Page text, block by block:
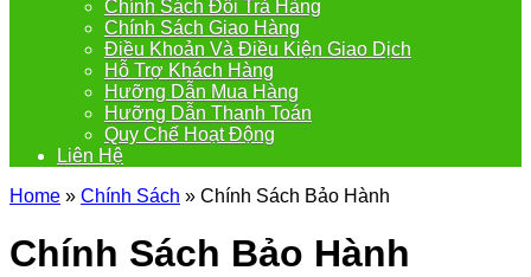
Chính Sách Đổi Trả Hàng
Chính Sách Giao Hàng
Điều Khoản Và Điều Kiện Giao Dịch
Hỗ Trợ Khách Hàng
Hưỡng Dẫn Mua Hàng
Hưỡng Dẫn Thanh Toán
Quy Chế Hoạt Động
Liên Hệ
Home » Chính Sách » Chính Sách Bảo Hành
Chính Sách Bảo Hành